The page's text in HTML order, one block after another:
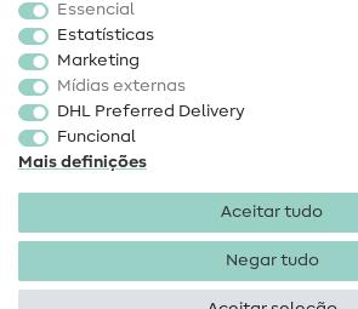
Tecidos
Acessórios de costura
Promoção
Essencial
Estatísticas
Marketing
Mídias externas
DHL Preferred Delivery
Funcional
Mais definições
Aceitar tudo
Negar tudo
Proteção de dados
condições
Direito de rescisão